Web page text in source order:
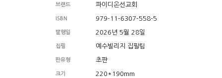
브랜드 파이디온선교회
ISBN 979-11-6307-558-5
발행일 2026년 5월 28일
집필 예수빌리지 집필팀
판유형 초판
크기 220*190mm